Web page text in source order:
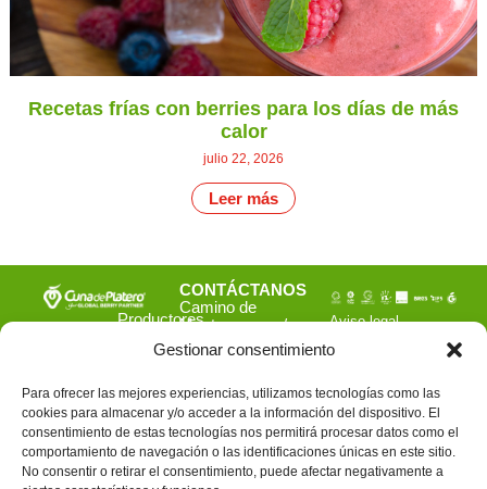
Gestionar consentimiento
Para ofrecer las mejores experiencias, utilizamos tecnologías como las
cookies para almacenar y/o acceder a la información del dispositivo. El
consentimiento de estas tecnologías nos permitirá procesar datos como el
comportamiento de navegación o las identificaciones únicas en este sitio.
No consentir o retirar el consentimiento, puede afectar negativamente a
Recetas frías con berries para los días de más
calor
julio 22, 2026
Leer más
Productores
fresas,
arándanos
y
moras
desde
1988.
Calidad
CONTÁCTANOS
Camino de
Montemayor s/n
21800 Moguer.
Huelva ESPAÑA.
info@cunadeplatero.com
+34 959 37 21
25
MATERIALES
Aviso legal
Política de
privacidad